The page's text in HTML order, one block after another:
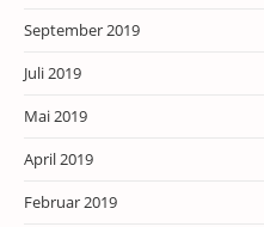
September 2019
Juli 2019
Mai 2019
April 2019
Februar 2019